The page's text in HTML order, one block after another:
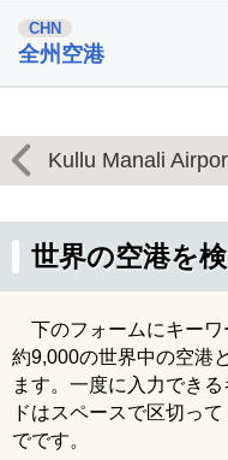
CHN
全州空港
Kullu Manali
世界の空港を
下のフォームにキー
約9,000の世界中の空港
ます。一度に入力でき
ドはスペースで区切っ
でです。